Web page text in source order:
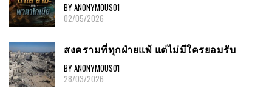
BY ANONYMOUS01
02/05/2026
สงครามที่ทุกฝ่ายแพ้ แต่ไม่มีใครยอมรับ
BY ANONYMOUS01
28/03/2026